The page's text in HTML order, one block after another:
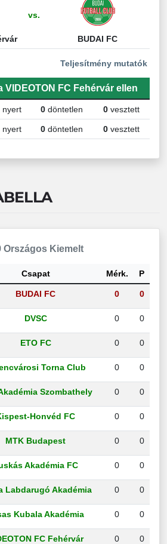
vs.
BUDAI FC
Teljesítmény mutatók
VIDEOTON FC Fehérvár ellen
nyert 0döntetlen 0 vesztett
nyert 0döntetlen 0 vesztett
Országos Kiemelt
Csapat Mérk. P
BUDAI FC 0 0
DVSC 0 0
ETO FC 0 0
Torna Club 0 0
Szombathely 0 0
Honvéd FC 0 0
MTK Budapest 0 0
Akadémia FC 0 0
Labdarugó Akadémia 0 0
Kubala Akadémia 0 0
FC Fehérvár 0 0